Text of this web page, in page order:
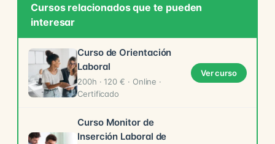
Cursos relacionados que te pueden
interesar
Curso de Orientación
Laboral
200h · 120 € · Online ·
Certificado
Ver curso
Curso Monitor de
Inserción Laboral de